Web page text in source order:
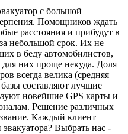
с большой
Помощников ждать
расстояния и прибудут в
небольшой срок. Их не
в беду автомобилистов,
них проще некуда. Доля
всегда велика (средняя –
составляют лучшие
новейшие GPS карты и
Решение различных
Каждый клиент
Выбрать нас -